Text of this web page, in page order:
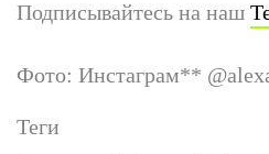
Подписывайтесь на наш
Фото: Инстаграм**
Теги